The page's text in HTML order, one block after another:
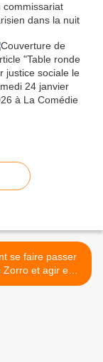
se faire passer
et agir en
Cow Boy >